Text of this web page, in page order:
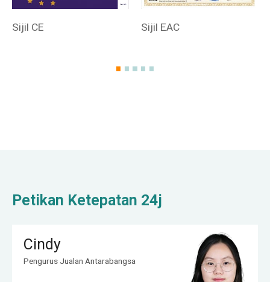
Sijil CE Sijil EAC
Petikan Ketepatan 24j
Cindy
Pengurus Jualan Antarabangsa